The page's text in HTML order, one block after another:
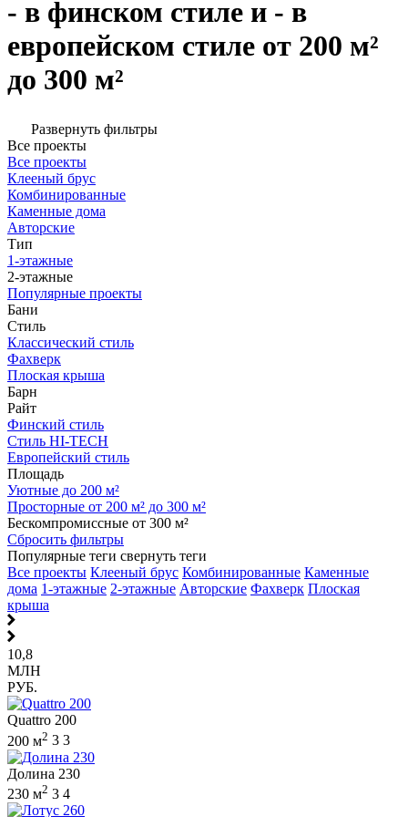
- в финском стиле и - в
европейском стиле от 200 м²
до 300 м²
Развернуть фильтры
Все проекты
Все проекты
Клееный брус
Комбинированные
Каменные дома
Авторские
Тип
1-этажные
2-этажные
Популярные проекты
Бани
Стиль
Классический стиль
Фахверк
Плоская крыша
Барн
Райт
Финский стиль
Стиль HI-TECH
Европейский стиль
Площадь
Уютные до 200 м²
Просторные от 200 м² до 300 м²
Бескомпромиссные от 300 м²
Сбросить фильтры
Популярные теги свернуть теги
Все проекты Клееный брус Комбинированные Каменные
дома 1-этажные 2-этажные Авторские Фахверк Плоская
крыша
10,8
МЛН
РУБ.
Quattro 200
200 м2 3 3
Долина 230
230 м2 3 4